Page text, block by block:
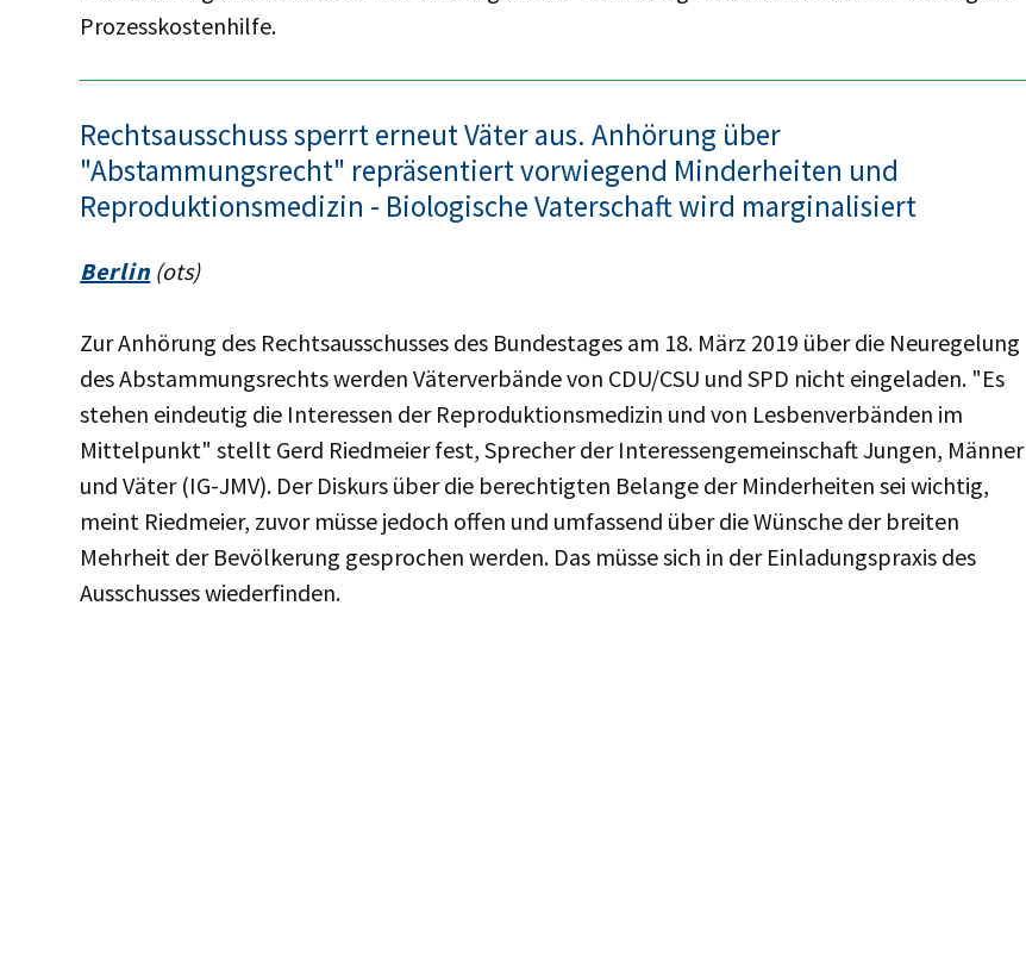
Prozesskostenhilfe.
Rechtsausschuss sperrt erneut Väter aus. Anhörung über
"Abstammungsrecht" repräsentiert vorwiegend Minderheiten und
Reproduktionsmedizin - Biologische Vaterschaft wird marginalisiert
Berlin (ots)
Zur Anhörung des Rechtsausschusses des Bundestages am 18. März 2019 über die Neuregelung
des Abstammungsrechts werden Väterverbände von CDU/CSU und SPD nicht eingeladen. "Es
stehen eindeutig die Interessen der Reproduktionsmedizin und von Lesbenverbänden im
Mittelpunkt" stellt Gerd Riedmeier fest, Sprecher der Interessengemeinschaft Jungen, Männer
und Väter (IG-JMV). Der Diskurs über die berechtigten Belange der Minderheiten sei wichtig,
meint Riedmeier, zuvor müsse jedoch offen und umfassend über die Wünsche der breiten
Mehrheit der Bevölkerung gesprochen werden. Das müsse sich in der Einladungspraxis des
Ausschusses wiederfinden.